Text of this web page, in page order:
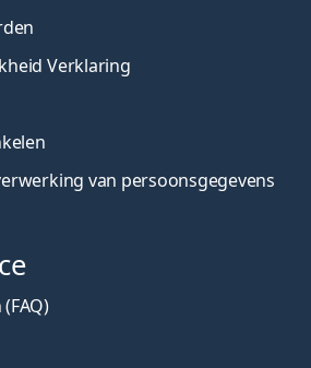
Verklaring
van persoonsgegevens